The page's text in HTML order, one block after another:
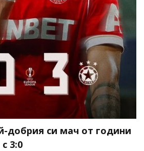
добрия си мач от години
3:0